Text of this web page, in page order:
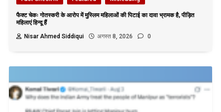
फैक्ट चेकः गोतस्करी के आरोप में मुस्लिम महिलाओं की पिटाई का दावा भ्रामक है, पीड़ित
महिलाएं हिन्दू हैं
Nisar Ahmed Siddiqui
अगस्त 8, 2026 0